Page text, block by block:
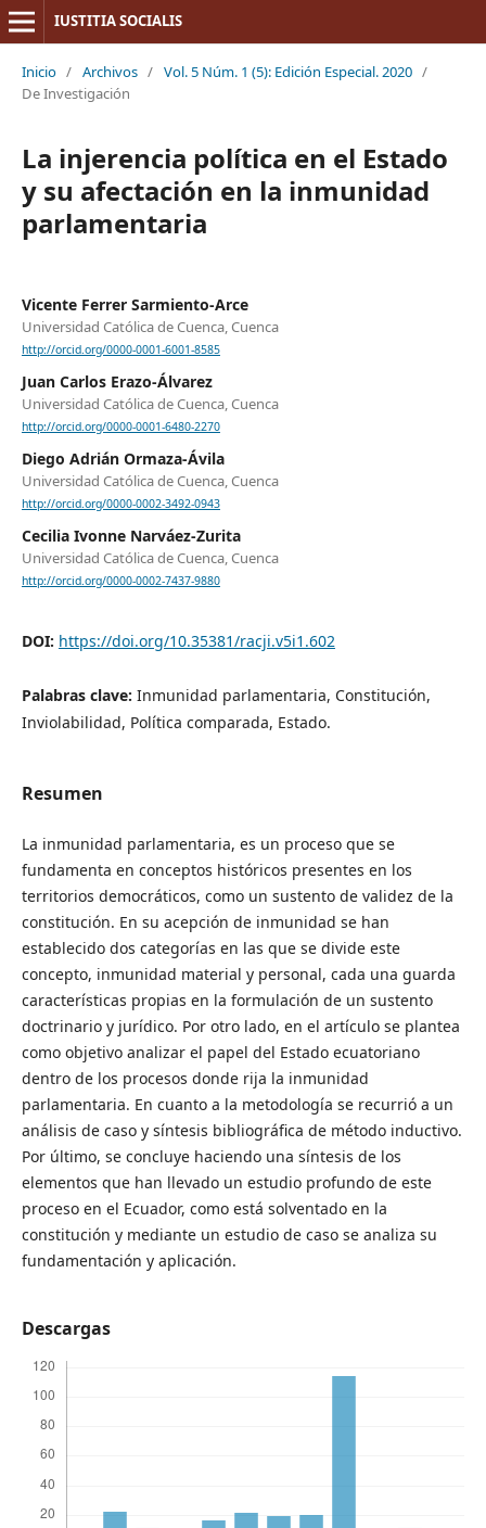
IUSTITIA SOCIALIS
Inicio / Archivos / Vol. 5 Núm. 1 (5): Edición Especial. 2020 /
De Investigación
La injerencia política en el Estado
y su afectación en la inmunidad
parlamentaria
Vicente Ferrer Sarmiento-Arce
Universidad Católica de Cuenca, Cuenca
http://orcid.org/0000-0001-6001-8585
Juan Carlos Erazo-Álvarez
Universidad Católica de Cuenca, Cuenca
http://orcid.org/0000-0001-6480-2270
Diego Adrián Ormaza-Ávila
Universidad Católica de Cuenca, Cuenca
http://orcid.org/0000-0002-3492-0943
Cecilia Ivonne Narváez-Zurita
Universidad Católica de Cuenca, Cuenca
http://orcid.org/0000-0002-7437-9880
DOI: https://doi.org/10.35381/racji.v5i1.602
Palabras clave: Inmunidad parlamentaria, Constitución,
Inviolabilidad, Política comparada, Estado.
Resumen
La inmunidad parlamentaria, es un proceso que se
fundamenta en conceptos históricos presentes en los
territorios democráticos, como un sustento de validez de la
constitución. En su acepción de inmunidad se han
establecido dos categorías en las que se divide este
concepto, inmunidad material y personal, cada una guarda
características propias en la formulación de un sustento
doctrinario y jurídico. Por otro lado, en el artículo se plantea
como objetivo analizar el papel del Estado ecuatoriano
dentro de los procesos donde rija la inmunidad
parlamentaria. En cuanto a la metodología se recurrió a un
análisis de caso y síntesis bibliográfica de método inductivo.
Por último, se concluye haciendo una síntesis de los
elementos que han llevado un estudio profundo de este
proceso en el Ecuador, como está solventado en la
constitución y mediante un estudio de caso se analiza su
fundamentación y aplicación.
Descargas